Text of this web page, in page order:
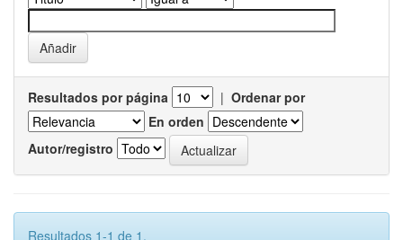
Resultados por página | Ordenar por
En orden
Autor/registro
Resultados 1-1 de 1.